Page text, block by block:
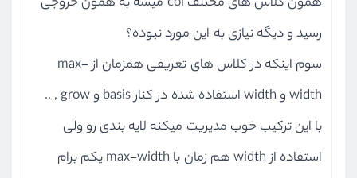
رسید و دیگه نیازی به این مورد نبوده؟
سوم اینکه در کلاس های تعریفی همزمان از max-
width و width استفاده شده در کنار basis و grow , ..
با این ترکیب خوب مدیریت میکنه لایه بندی رو ولی
استفاده از width هم زمان با max-width یکم برام